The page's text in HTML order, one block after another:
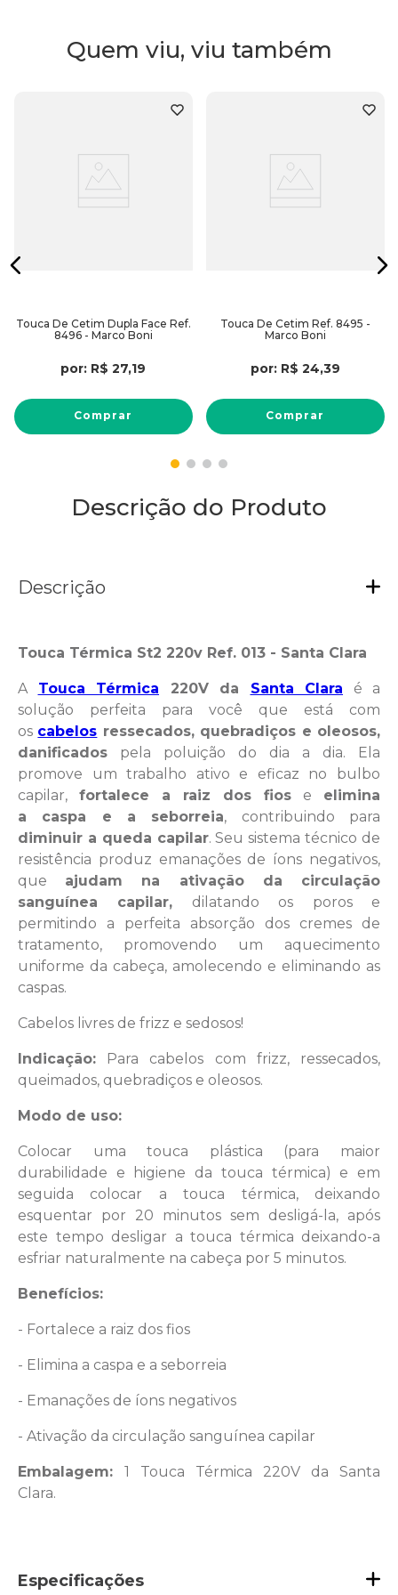
Quem viu, viu também
Touca De Cetim Dupla Face Ref.
8496 - Marco Boni
por: R$ 27,19
Comprar
Touca De Cetim Ref. 8495 -
Marco Boni
por: R$ 24,39
Comprar
Descrição do Produto
Descrição
Touca Térmica St2 220v Ref. 013 - Santa Clara
A Touca Térmica 220V da Santa Clara é a
solução perfeita para você que está com
os cabelos ressecados, quebradiços e oleosos,
danificados pela poluição do dia a dia. Ela
promove um trabalho ativo e eficaz no bulbo
capilar, fortalece a raiz dos fios e elimina
a caspa e a seborreia, contribuindo para
diminuir a queda capilar. Seu sistema técnico de
resistência produz emanações de íons negativos,
que ajudam na ativação da circulação
sanguínea capilar, dilatando os poros e
permitindo a perfeita absorção dos cremes de
tratamento, promovendo um aquecimento
uniforme da cabeça, amolecendo e eliminando as
caspas.
Cabelos livres de frizz e sedosos!
Indicação: Para cabelos com frizz, ressecados,
queimados, quebradiços e oleosos.
Modo de uso:
Colocar uma touca plástica (para maior
durabilidade e higiene da touca térmica) e em
seguida colocar a touca térmica, deixando
esquentar por 20 minutos sem desligá-la, após
este tempo desligar a touca térmica deixando-a
esfriar naturalmente na cabeça por 5 minutos.
Benefícios:
- Fortalece a raiz dos fios
- Elimina a caspa e a seborreia
- Emanações de íons negativos
- Ativação da circulação sanguínea capilar
Embalagem: 1 Touca Térmica 220V da Santa
Clara.
Especificações